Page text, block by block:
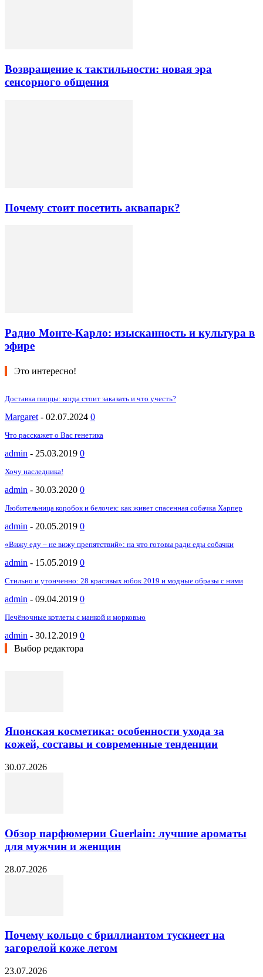
Возвращение к тактильности: новая эра
сенсорного общения
Почему стоит посетить аквапарк?
Радио Монте-Карло: изысканность и культура в
эфире
Это интересно!
Доставка пиццы: когда стоит заказать и что учесть?
Margaret - 02.07.2024 0
Что расскажет о Вас генетика
admin - 25.03.2019 0
Хочу наследника!
admin - 30.03.2020 0
Любительница коробок и белочек: как живет спасенная собачка Харпер
admin - 20.05.2019 0
«Вижу еду – не вижу препятствий»: на что готовы ради еды собачки
admin - 15.05.2019 0
Стильно и утонченно: 28 красивых юбок 2019 и модные образы с ними
admin - 09.04.2019 0
Печёночные котлеты с манкой и морковью
admin - 30.12.2019 0
Выбор редактора
Японская косметика: особенности ухода за
кожей, составы и современные тенденции
30.07.2026
Обзор парфюмерии Guerlain: лучшие ароматы
для мужчин и женщин
28.07.2026
Почему кольцо с бриллиантом тускнеет на
загорелой коже летом
23.07.2026